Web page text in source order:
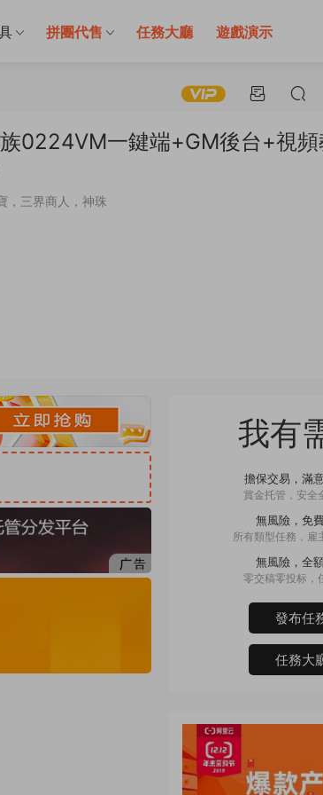
拼團代售 任務大廳 遊戲演示
0224VM一鍵端+GM後台+視頻
，三界商人，神珠
我有
擔保交易，滿
賞金托管，安全
無風險，免
所有類型任務，雇
無風險，全
零交稿零投标，
發布任
任務大